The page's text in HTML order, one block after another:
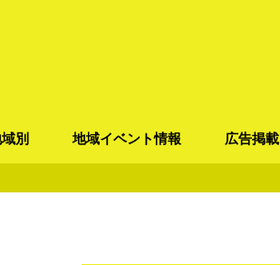
別 地域イベント情報 広告掲載